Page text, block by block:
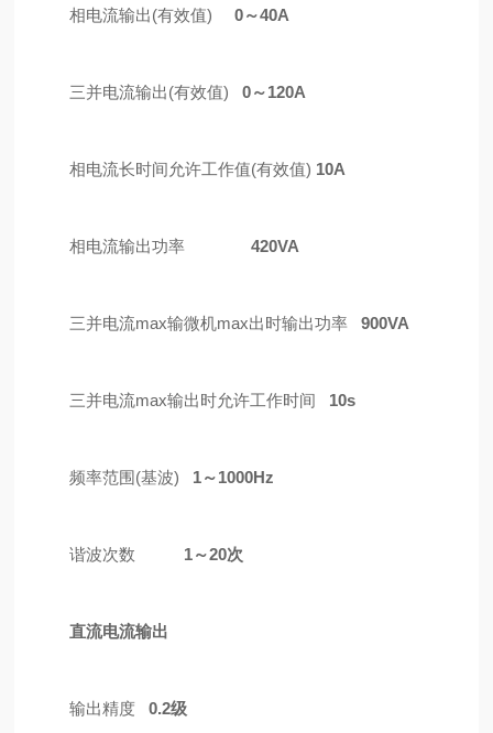
相电流输出(有效值)0～40A
三并电流输出(有效值)0～120A
相电流长时间允许工作值(有效值) 10A
相电流输出功率420VA
三并电流max输微机max出时输出功率900VA
三并电流max输出时允许工作时间 10s
频率范围(基波) 1～1000Hz
谐波次数 1～20次
直流电流输出
输出精度0.2级